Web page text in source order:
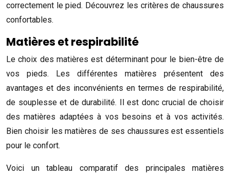
correctement le pied. Découvrez les critères de chaussures
confortables.
Matières et respirabilité
Le choix des matières est déterminant pour le bien-être de
vos pieds. Les différentes matières présentent des
avantages et des inconvénients en termes de respirabilité,
de souplesse et de durabilité. Il est donc crucial de choisir
des matières adaptées à vos besoins et à vos activités.
Bien choisir les matières de ses chaussures est essentiels
pour le confort.
Voici un tableau comparatif des principales matières